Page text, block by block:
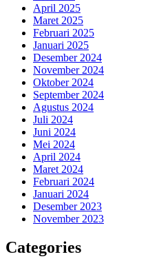
April 2025
Maret 2025
Februari 2025
Januari 2025
Desember 2024
November 2024
Oktober 2024
September 2024
Agustus 2024
Juli 2024
Juni 2024
Mei 2024
April 2024
Maret 2024
Februari 2024
Januari 2024
Desember 2023
November 2023
Categories